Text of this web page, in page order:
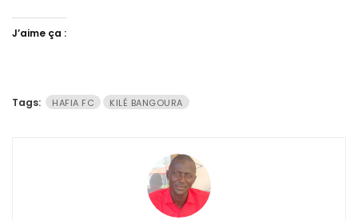
J’aime ça :
Tags: HAFIA FC KILÉ BANGOURA